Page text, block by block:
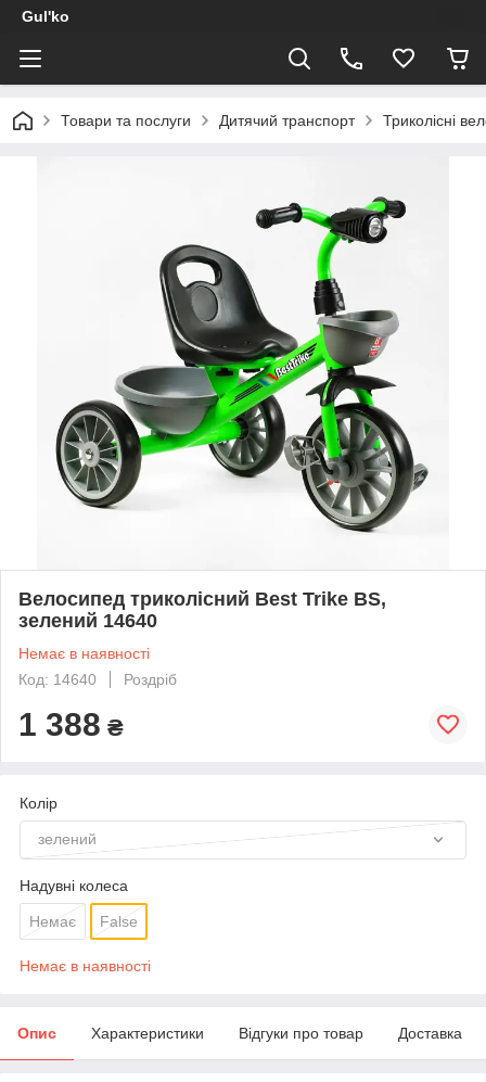
Gul'ko
Товари та послуги Дитячий транспорт Триколісні
Велосипед триколісний Best Trike BS,
зелений 14640
Немає в наявності
Код: 14640
Роздріб
1 388 ₴
Колір
зелений
Надувні колеса
Немає False
Немає в наявності
Опис Характеристики Відгуки про товар Доставка